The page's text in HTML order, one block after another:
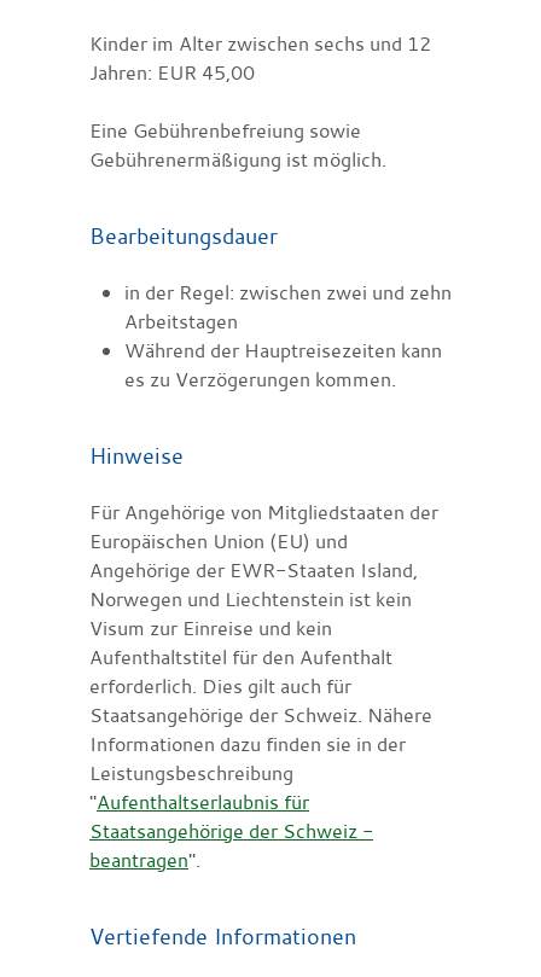
Kinder im Alter zwischen sechs und 12
Jahren: EUR 45,00
Eine Gebührenbefreiung sowie
Gebührenermäßigung ist möglich.
Bearbeitungsdauer
in der Regel: zwischen zwei und zehn
Arbeitstagen
Während der Hauptreisezeiten kann
es zu Verzögerungen kommen.
Hinweise
Für Angehörige von Mitgliedstaaten der
Europäischen Union (EU) und
Angehörige der EWR-Staaten Island,
Norwegen und Liechtenstein ist kein
Visum zur Einreise und kein
Aufenthaltstitel für den Aufenthalt
erforderlich. Dies gilt auch für
Staatsangehörige der Schweiz. Nähere
Informationen dazu finden sie in der
Leistungsbeschreibung
"Aufenthaltserlaubnis für
Staatsangehörige der Schweiz -
beantragen".
Vertiefende Informationen